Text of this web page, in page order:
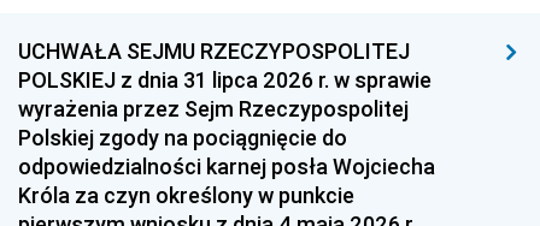
UCHWAŁA SEJMU RZECZYPOSPOLITEJ
POLSKIEJ z dnia 31 lipca 2026 r. w sprawie
wyrażenia przez Sejm Rzeczypospolitej
Polskiej zgody na pociągnięcie do
odpowiedzialności karnej posła Wojciecha
Króla za czyn określony w punkcie